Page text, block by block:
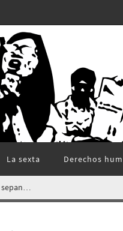
La sexta Derechos
sepan…